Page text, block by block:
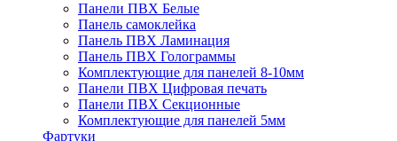
Панели ПВХ Белые
Панель самоклейка
Панель ПВХ Ламинация
Панель ПВХ Голограммы
Комплектующие для панелей 8-10мм
Панели ПВХ Цифровая печать
Панели ПВХ Секционные
Комплектующие для панелей 5мм
Фартуки